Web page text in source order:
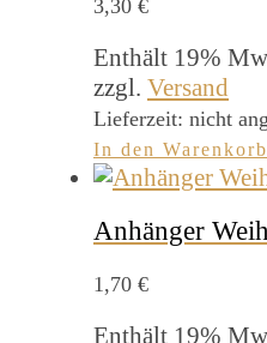
3,30 €
Enthält 19%
zzgl. Versand
Lieferzeit: nicht
In den Warenkorb
Anhänger
1,70 €
Enthält 19%